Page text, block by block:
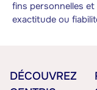
fins personnelles
exactitude ou
DÉCOUVREZ